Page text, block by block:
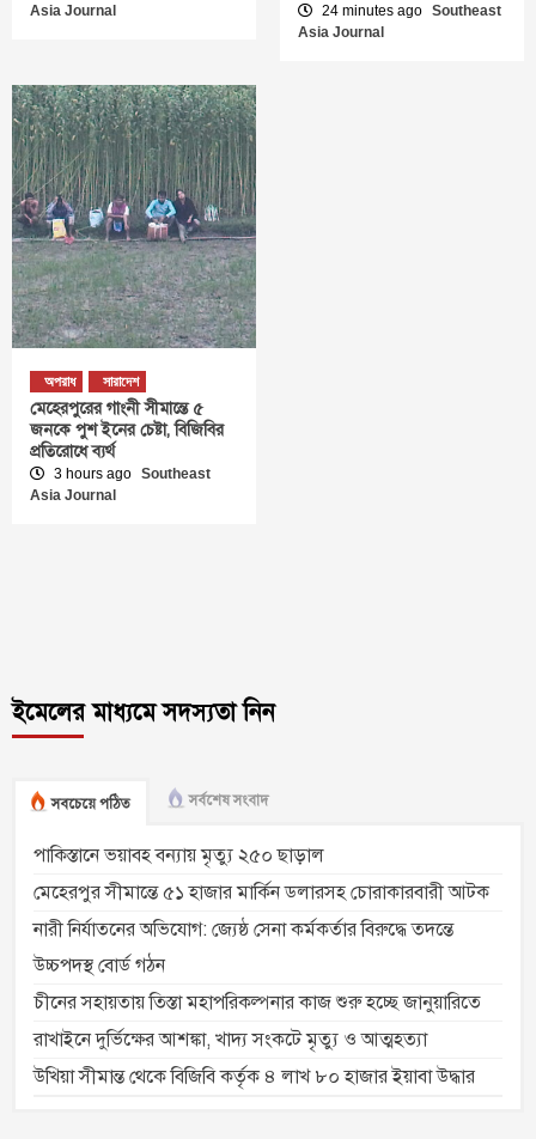
Asia Journal
24 minutes ago Southeast
Asia Journal
অপরাধ সারাদেশ
মেহেরপুরের গাংনী সীমান্তে ৫
জনকে পুশ ইনের চেষ্টা, বিজিবির
প্রতিরোধে ব্যর্থ
3 hours ago Southeast
Asia Journal
ইমেলের মাধ্যমে সদস্যতা নিন
সবচেয়ে পঠিত সর্বশেষ সংবাদ
পাকিস্তানে ভয়াবহ বন্যায় মৃত্যু ২৫০ ছাড়াল
মেহেরপুর সীমান্তে ৫১ হাজার মার্কিন ডলারসহ চোরাকারবারী আটক
নারী নির্যাতনের অভিযোগ: জ্যেষ্ঠ সেনা কর্মকর্তার বিরুদ্ধে তদন্তে
উচ্চপদস্থ বোর্ড গঠন
চীনের সহায়তায় তিস্তা মহাপরিকল্পনার কাজ শুরু হচ্ছে জানুয়ারিতে
রাখাইনে দুর্ভিক্ষের আশঙ্কা, খাদ্য সংকটে মৃত্যু ও আত্মহত্যা
উখিয়া সীমান্ত থেকে বিজিবি কর্তৃক ৪ লাখ ৮০ হাজার ইয়াবা উদ্ধার